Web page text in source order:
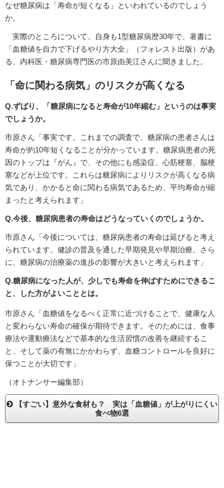
なぜ糖尿病は「寿命が短くなる」といわれているのでしょう
か。
実際のところについて、自身も1型糖尿病歴30年で、著書に
「血糖値を自力で下げるやり方大全」（フォレスト出版）があ
る、内科医・糖尿病専門医の市原由美江さんに聞きました。
「命に関わる病気」のリスクが高くなる
Q.ずばり、「糖尿病になると寿命が10年縮む」というのは事実
でしょうか。
市原さん「事実です。これまでの調査で、糖尿病の患者さんは
寿命が約10年短くなることが分かっています。糖尿病患者の死
因のトップは『がん』で、その他にも感染症、心筋梗塞、脳梗
塞などが上位です。これらは糖尿病によりリスクが高くなる病
気であり、かかると命に関わる病気であるため、平均寿命が縮
まったと考えられます」
Q.今後、糖尿病患者の寿命はどうなっていくのでしょうか。
市原さん「今後については、糖尿病患者の寿命は延びると考え
られています。健診の普及を通した早期発見や早期治療、さら
に、糖尿病の治療薬の進歩の影響が大きいと考えられます」
Q.糖尿病になった人が、少しでも寿命を伸ばすためにできるこ
と、した方がよいこととは。
市原さん「血糖値をなるべく正常に近づけることで、健康な人
と変わらない寿命の確保が期待できます。そのためには、食事
療法や運動療法などで基本的な生活習慣の改善を継続するこ
と、そして薬の有無にかかわらず、血糖コントロールを良好に
保つことが大切です」
（オトナンサー編集部）
【すごい】意外な食材も？ 実は「血糖値」が上がりにくい
食べ物6選